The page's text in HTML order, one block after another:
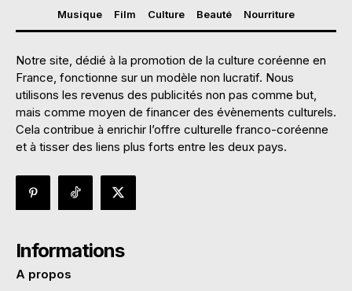
Musique Film Culture Beauté Nourriture
Notre site, dédié à la promotion de la culture coréenne en
France, fonctionne sur un modèle non lucratif. Nous
utilisons les revenus des publicités non pas comme but,
mais comme moyen de financer des évènements culturels.
Cela contribue à enrichir l’offre culturelle franco-coréenne
et à tisser des liens plus forts entre les deux pays.
Informations
A propos